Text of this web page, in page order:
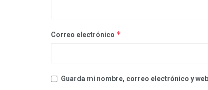
Correo electrónico *
Guarda mi nombre, correo electrónico y